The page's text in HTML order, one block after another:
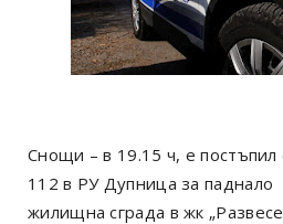
Снощи – в 19.15 ч, е постъпил
112 в РУ Дупница за
жилищна сграда в жк